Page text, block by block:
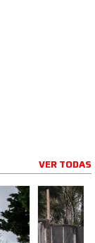
VER TODAS